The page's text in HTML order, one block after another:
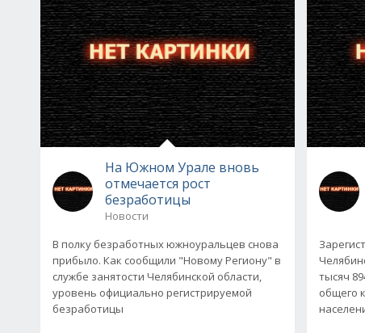
На Южном Урале вновь
отмечается рост
безработицы
Новости
В полку безработных южноуральцев снова
прибыло. Как сообщили "Новому Региону" в
службе занятости Челябинской области,
уровень официально регистрируемой
безработицы
тысяч
общего